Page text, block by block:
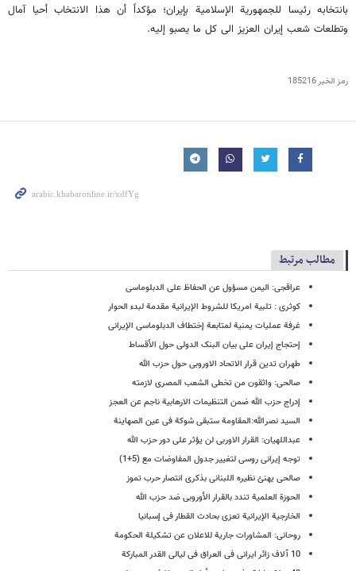
بانتخابه رئیسا للجمهوریة الإسلامیة بإیران؛ مؤکداً أن هذا الانتخاب أحیا آمال
وتطلعات شعب إیران العزیز الى کل ما یصبو إلیه.
رمز الخبر185216
مطالب مرتبط
عراقجی: الیمن مسؤول عن الحفاظ علی الدبلوماسی
کوثری : تلبیة امریکا للشروط الإیرانیة مقدمة لبدء الحوار
غرفة عملیات یمنیة لمتابعة إختطاف الدبلوماسی الإیرانی
إحتجاج إیران على بیان البنک الدولی حول الأقساط
طهران تدین قرار الاتحاد الاوروبی حول حزب الله
صالحی: واثقون من تخطی الشعب المصری لازمته
إدراج حزب الله ضمن التنظیمات الارهابیة ناجم عن العجز
السید نصرالله:المقاومة ستبقى شوکة فی عین الصهاینة
عبداللهیان: القرار الاوربی لن یؤثر علی دور حزب الله
توجه إیرانی روسی لتغییر جدول المفاوضات مع (5+1)
صالحی یهنئ نظیره اللبنانی بذکرى انتصار حرب تموز
الحوزة العلمیة تندد بالقرار الأوروبی ضد حزب الله
الخارجیة الإیرانیة تعزی بحادث القطار فی إسبانیا
روحانی: المشاورات جاریة للاعلان عن تشکیلة الحکومة
10 آلاف زائر ایرانی فی العراق فی لیالی القدر المبارکة